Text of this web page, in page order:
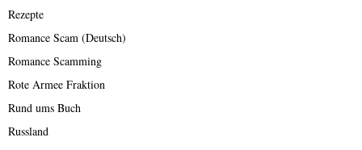
Rezepte
Romance Scam (Deutsch)
Romance Scamming
Rote Armee Fraktion
Rund ums Buch
Russland